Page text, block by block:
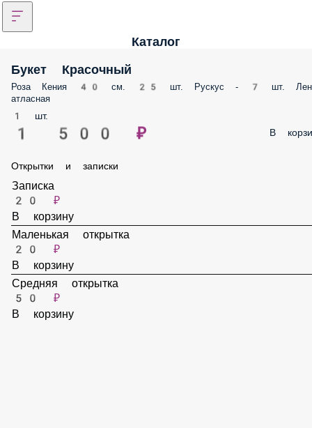
Каталог
Букет Красочный
Роза Кения 40 см. 25 шт. Рускус - 7 шт. Лента атласная
1 шт.
1 500 ₽
20 ₽
В корзину
Маленькая открытка
20 ₽
В корзину
Средняя открытка
50 ₽